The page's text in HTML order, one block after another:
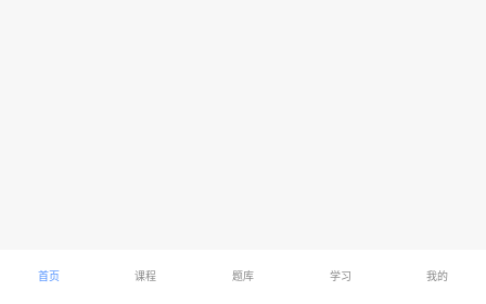
首页 课程 题库 学习 我的